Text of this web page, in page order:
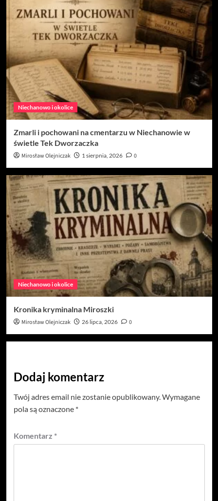
Niechanowo i okolice
Zmarli i pochowani na cmentarzu w Niechanowie w
świetle Tek Dworzaczka
Mirosław Olejniczak 1 sierpnia, 2026 0
Niechanowo i okolice
Kronika kryminalna Miroszki
Mirosław Olejniczak 26 lipca, 2026 0
Dodaj komentarz
Twój adres email nie zostanie opublikowany.Wymagane
pola są oznaczone *
Komentarz *